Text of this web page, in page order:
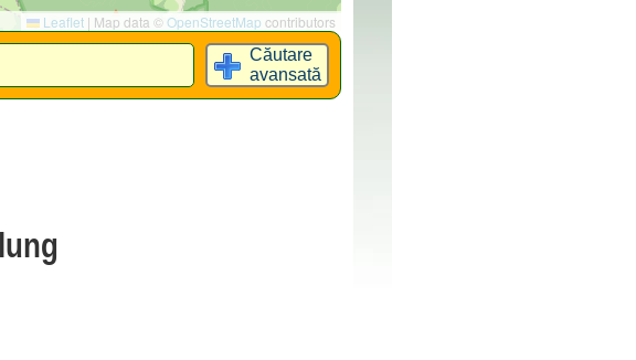
Leaflet | Map data ©OpenStreetMap contributors
Căutare
avansată